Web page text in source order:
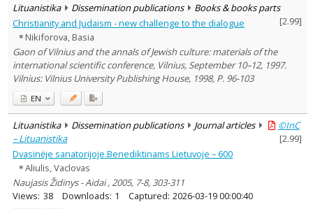
Document Type:
Books & books parts 994
Journal articles 1701
Dissertations
Subject area:
Archaeology 18
Education
Economics 1
Ethnology 225
Philosophy 323
History 1365
Linguistics 85
Literary Studies 227
Arts 275
Musicology 59
Political sciences
Lituanistika
Dissemination publications
Books & books parts
[2.99]
Christianity and Judaism - new challenge to the dialogue
Nikiforova, Basia
Gaon of Vilnius and the annals of Jewish culture: materials of the
international scientific conference, Vilnius, September 10–12, 1997.
Vilnius: Vilnius University Publishing House, 1998, P. 96-103
EN
Lituanistika Dissemination publications Journal articles
©InC
– Lituanistika
[2.99]
Dvasinėje sanatorijoje.Benediktinams Lietuvoje – 600
Aliulis, Vaclovas
Naujasis Židinys - Aidai , 2005, 7-8, 303-311
Views: 38 Downloads: 1 Captured: 2026-03-19 00:00:40